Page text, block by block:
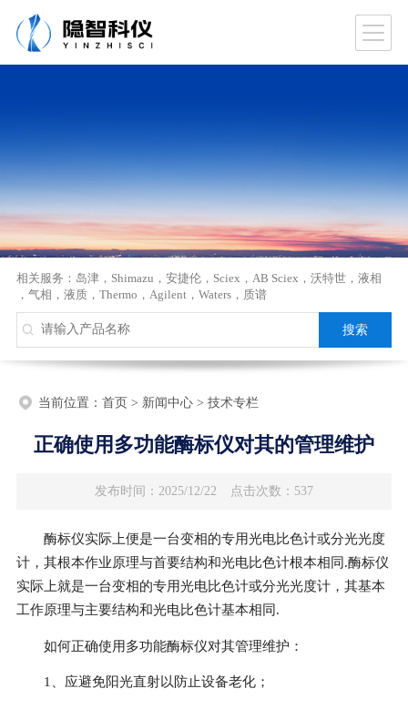
相关服务： 岛津， Shimazu ， 安捷伦， Sciex ， AB Sciex ， 沃特世， 液相
， 气相 ， 液质， Thermo ， Agilent ， Waters， 质谱
当前位置： 首页> 新闻中心> 技术专栏
正确使用多功能酶标仪对其的管理维护
发布时间：2025/12/22 点击次数：537
酶标仪实际上便是一台变相的专用光电比色计或分光光度
计，其根本作业原理与首要结构和光电比色计根本相同.酶标仪
实际上就是一台变相的专用光电比色计或分光光度计，其基本
工作原理与主要结构和光电比色计基本相同.
如何正确使用多功能酶标仪对其管理维护：
1、应避免阳光直射以防止设备老化；